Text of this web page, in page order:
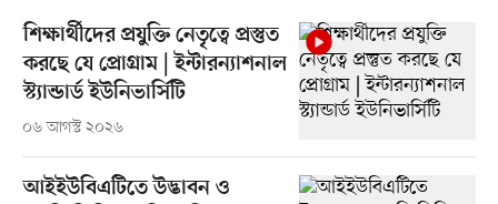
শিক্ষার্থীদের প্রযুক্তি নেতৃত্বে প্রস্তুত
করছে যে প্রোগ্রাম | ইন্টারন্যাশনাল
স্ট্যান্ডার্ড ইউনিভার্সিটি
০৬ আগস্ট ২০২৬
আইইউবিএটিতে উদ্ভাবন ও